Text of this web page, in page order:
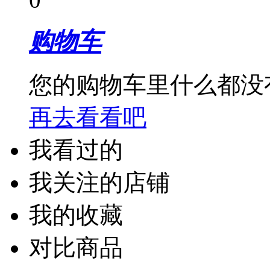
购物车
您的购物车里什么都没
再去看看吧
我看过的
我关注的店铺
我的收藏
对比商品